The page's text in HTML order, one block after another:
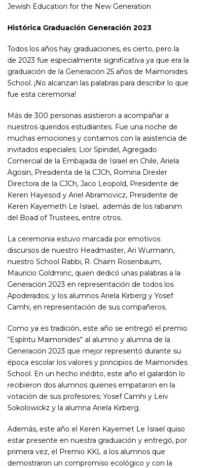
Jewish Education for the New Generation
Histórica Graduación Generación 2023
Todos los años hay graduaciones, es cierto, pero la
de 2023 fue especialmente significativa ya que era la
graduación de la Generación 25 años de Maimonides
School. ¡No alcanzan las palabras para describir lo que
fue esta ceremonia!
Más de 300 personas asistieron a acompañar a
nuestros queridos estudiantes. Fue una noche de
muchas emociones y contamos con la asistencia de
invitados especiales; Lior Spindel, Agregado
Comercial de la Embajada de Israel en Chile, Ariela
Agosin, Presidenta de la CJCh, Romina Drexler
Directora de la CJCh, Jaco Leopold, Presidente de
Keren Hayesod y Ariel Abramovicz, Presidente de
Keren Kayemeth Le Israel, además de los rabanim
del Boad of Trustees, entre otros.
La ceremonia estuvo marcada por emotivos
discursos de nuestro Headmaster, Ari Wurmann,
nuestro School Rabbi, R. Chaim Rosenbaum,
Mauricio Goldminc, quien dedicó unas palabras a la
Generación 2023 en representación de todos los
Apoderados; y los alumnos Ariela Kirberg y Yosef
Camhi, en representación de sus compañeros.
Como ya es tradición, este año se entregó el premio
“Espíritu Maimonides” al alumno y alumna de la
Generación 2023 que mejor representó durante su
época escolar los valores y principios de Maimonides
School. En un hecho inédito, este año el galardón lo
recibieron dos alumnos quienes empataron en la
votación de sus profesores; Yosef Camhi y Leiv
Sokolowickz y la alumna Ariela Kirberg.
Además, este año el Keren Kayemet Le Israel quiso
estar presente en nuestra graduación y entregó, por
primera vez, el Premio KKL a los alumnos que
demostraron un compromiso ecológico y con la